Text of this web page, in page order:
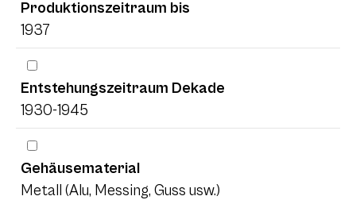
Produktionszeitraum bis
1937
Entstehungszeitraum Dekade
1930-1945
Gehäusematerial
Metall (Alu, Messing, Guss usw.)